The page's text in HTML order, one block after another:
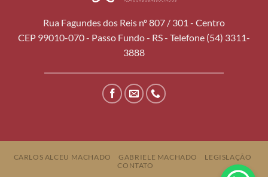
Rua Fagundes dos Reis nº 807 / 301 - Centro
CEP 99010-070 - Passo Fundo - RS - Telefone (54) 3311-
3888
CARLOS ALCEU MACHADO GABRIELE MACHADO
LEGISLAÇÃO
CONTATO